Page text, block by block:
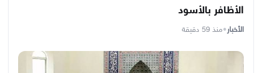
الأظافر بالأسود
الأخبار•منذ 59 دقيقة